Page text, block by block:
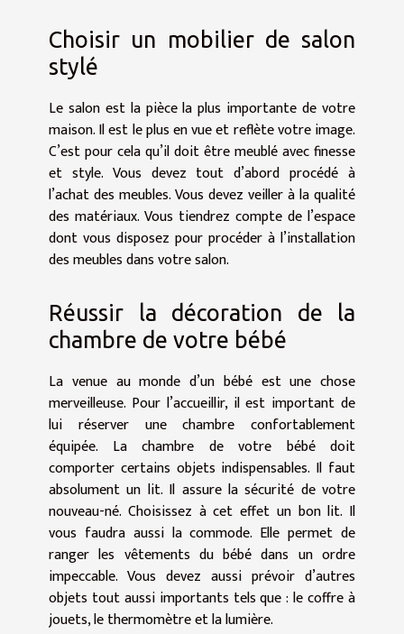
Choisir un mobilier de salon
stylé
Le salon est la pièce la plus importante de votre
maison. Il est le plus en vue et reflète votre image.
C’est pour cela qu’il doit être meublé avec finesse
et style. Vous devez tout d’abord procédé à
l’achat des meubles. Vous devez veiller à la qualité
des matériaux. Vous tiendrez compte de l’espace
dont vous disposez pour procéder à l’installation
des meubles dans votre salon.
Réussir la décoration de la
chambre de votre bébé
La venue au monde d’un bébé est une chose
merveilleuse. Pour l’accueillir, il est important de
lui réserver une chambre confortablement
équipée. La chambre de votre bébé doit
comporter certains objets indispensables. Il faut
absolument un lit. Il assure la sécurité de votre
nouveau-né. Choisissez à cet effet un bon lit. Il
vous faudra aussi la commode. Elle permet de
ranger les vêtements du bébé dans un ordre
impeccable. Vous devez aussi prévoir d’autres
objets tout aussi importants tels que : le coffre à
jouets, le thermomètre et la lumière.